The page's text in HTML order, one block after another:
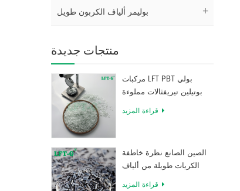
بوليمر ألياف الكربون طويل
منتجات جديدة
مركبات LFT PBT بولي
بوتيلين تيريفثالات مملوءة
بألياف زجاجية طويلة
قراءة المزيد
الصين الصانع نظرة خاطفة
الكريات طويلة من ألياف
الكربون المقوى بالراتنج
قراءة المزيد